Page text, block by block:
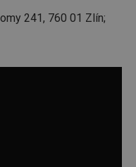
241, 760 01 Zlín;